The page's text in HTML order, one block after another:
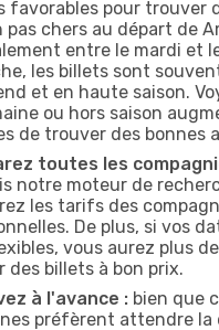
favorables pour trouver
pas chers au départ de
entre le mardi et
les billets sont
et en haute saison.
ou hors saison
de trouver des bonnes
toutes les
notre moteur de
les tarifs des
De plus, si vos
vous aurez plus
des billets à bon prix.
à l'avance : bien que
préfèrent attendre la